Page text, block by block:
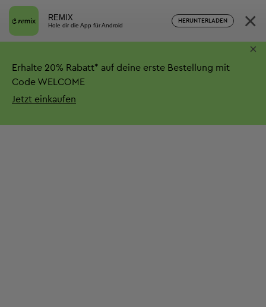
REMIX
Hole dir die App für Android
HERUNTERLADEN ×
Erhalte 20% Rabatt* auf deine erste Bestellung mit
Code WELCOME
Jetzt einkaufen
×